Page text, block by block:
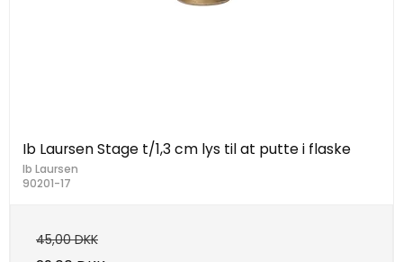
Ib Laursen Stage t/1,3 cm lys til at putte i flaske
Ib Laursen
90201-17
45,00 DKK